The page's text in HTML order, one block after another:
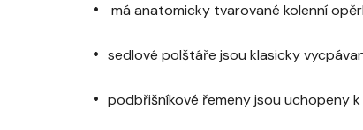
má anatomicky tvarované kolenní
sedlové polštáře jsou klasicky
podbřišníkové řemeny jsou uchopeny